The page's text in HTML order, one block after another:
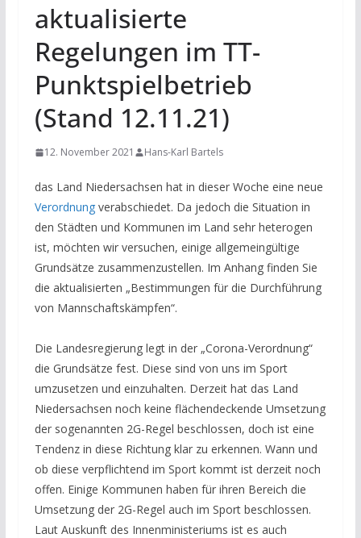
aktualisierte
Regelungen im TT-
Punktspielbetrieb
(Stand 12.11.21)
12. November 2021 Hans-Karl Bartels
das Land Niedersachsen hat in dieser Woche eine neue
Verordnungverabschiedet. Da jedoch die Situation in
den Städten und Kommunen im Land sehr heterogen
ist, möchten wir versuchen, einige allgemeingültige
Grundsätze zusammenzustellen. Im Anhang finden Sie
die aktualisierten „Bestimmungen für die Durchführung
von Mannschaftskämpfen“.
Die Landesregierung legt in der „Corona-Verordnung“
die Grundsätze fest. Diese sind von uns im Sport
umzusetzen und einzuhalten. Derzeit hat das Land
Niedersachsen noch keine flächendeckende Umsetzung
der sogenannten 2G-Regel beschlossen, doch ist eine
Tendenz in diese Richtung klar zu erkennen. Wann und
ob diese verpflichtend im Sport kommt ist derzeit noch
offen. Einige Kommunen haben für ihren Bereich die
Umsetzung der 2G-Regel auch im Sport beschlossen.
Laut Auskunft des Innenministeriums ist es auch